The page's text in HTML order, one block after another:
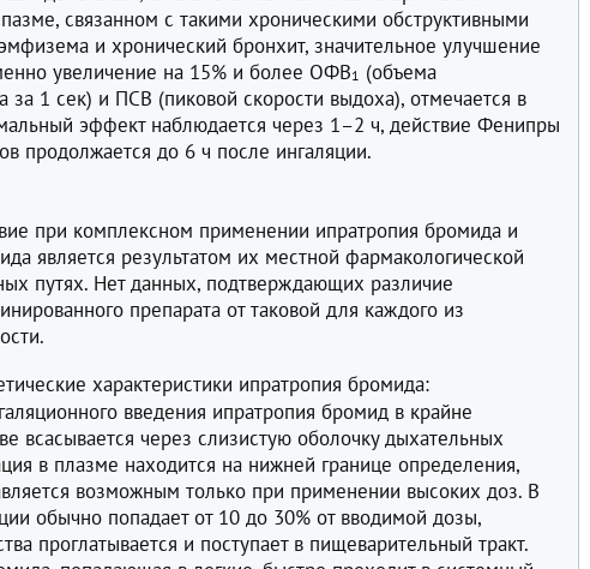
связанном с такими хроническими обструктивными
и хронический бронхит, значительное улучшение
увеличение на 15% и более OФВ1 (объема
за 1 сек) и ПСВ (пиковой скорости выдоха), отмечается в
эффект наблюдается через 1–2 ч, действие Фенипры
продолжается до 6 ч после ингаляции.
при комплексном применении ипратропия бромида и
является результатом их местной фармакологической
путях. Нет данных, подтверждающих различие
препарата от таковой для каждого из
характеристики ипратропия бромида:
введения ипратропия бромид в крайне
всасывается через слизистую оболочку дыхательных
в плазме находится на нижней границе определения,
возможным только при применении высоких доз. В
обычно попадает от 10 до 30% от вводимой дозы,
проглатывается и поступает в пищеварительный тракт.